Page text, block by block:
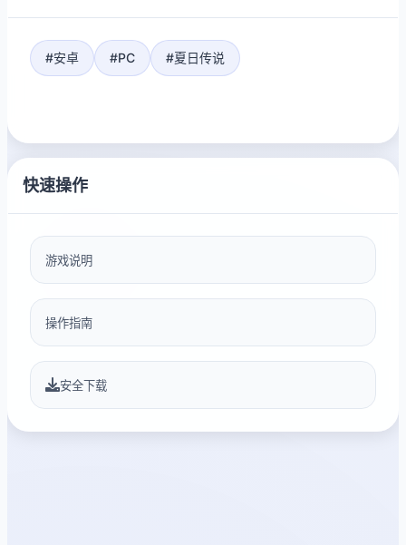
#安卓 #PC #夏日传说
快速操作
游戏说明
操作指南
安全下载